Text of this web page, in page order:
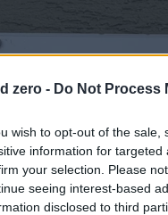
zero - Do Not Process
wish to opt-out of the
information for
your selection. Please
seeing interest-based
disclosed to third